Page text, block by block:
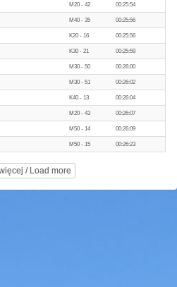
M20 - 42 00:25:54
M40 - 35 00:25:56
K20 - 16 00:25:56
K30 - 21 00:25:59
M30 - 50 00:26:00
M30 - 51 00:26:02
K40 - 13 00:26:04
M20 - 43 00:26:07
M50 - 14 00:26:09
M50 - 15 00:26:23